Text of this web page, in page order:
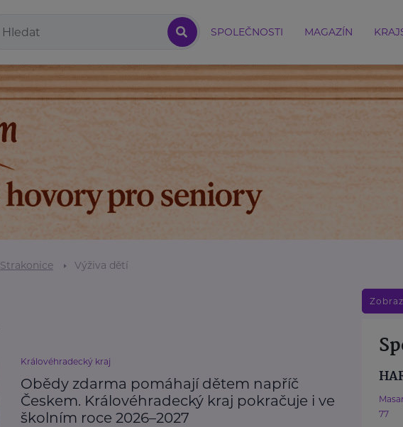
SPOLEČNOSTI MAGAZÍN
Strakonice Výživa dětí
Královéhradecký kraj
Obědy zdarma pomáhají dětem napříč
Českem. Královéhradecký kraj pokračuje i ve
školním roce 2026–2027
77